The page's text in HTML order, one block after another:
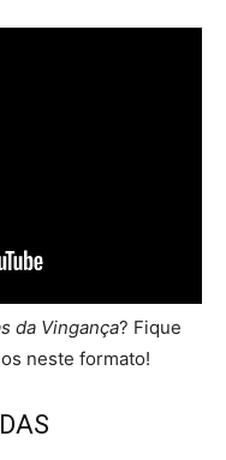
da Vingança? Fique
neste formato!